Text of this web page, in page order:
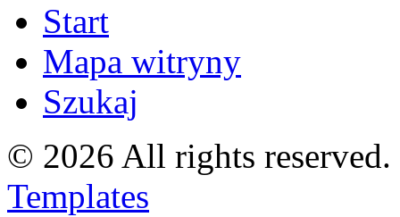
Start
Mapa witryny
Szukaj
© 2026 All rights
Templates